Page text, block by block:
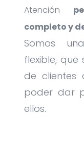
Atención
completo y
Somos
flexible,
de clientes
poder dar
ellos.